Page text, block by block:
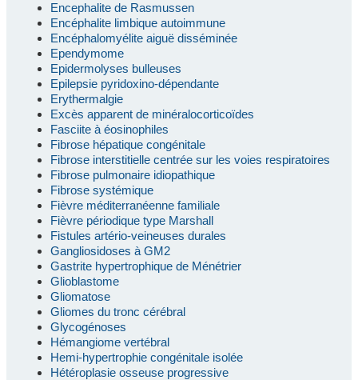
Encephalite de Rasmussen
Encéphalite limbique autoimmune
Encéphalomyélite aiguë disséminée
Ependymome
Epidermolyses bulleuses
Epilepsie pyridoxino-dépendante
Erythermalgie
Excès apparent de minéralocorticoïdes
Fasciite à éosinophiles
Fibrose hépatique congénitale
Fibrose interstitielle centrée sur les voies respiratoires
Fibrose pulmonaire idiopathique
Fibrose systémique
Fièvre méditerranéenne familiale
Fièvre périodique type Marshall
Fistules artério-veineuses durales
Gangliosidoses à GM2
Gastrite hypertrophique de Ménétrier
Glioblastome
Gliomatose
Gliomes du tronc cérébral
Glycogénoses
Hémangiome vertébral
Hemi-hypertrophie congénitale isolée
Hétéroplasie osseuse progressive